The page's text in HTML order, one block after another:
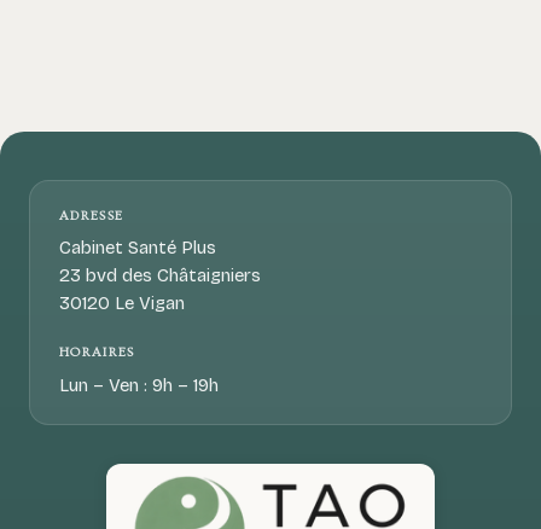
ADRESSE
Cabinet Santé Plus
23 bvd des Châtaigniers
30120 Le Vigan
HORAIRES
Lun – Ven : 9h – 19h